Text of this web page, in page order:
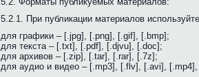
5.2.1. При публикации материалов
для графики – [.jpg], [.png], [.gif], [.bmp];
для текста – [.txt], [.pdf], [.djvu], [.doc];
для архивов – [.zip], [.tar], [.rar], [.7z];
для аудио и видео – [.mp3], [.flv], [.avi],